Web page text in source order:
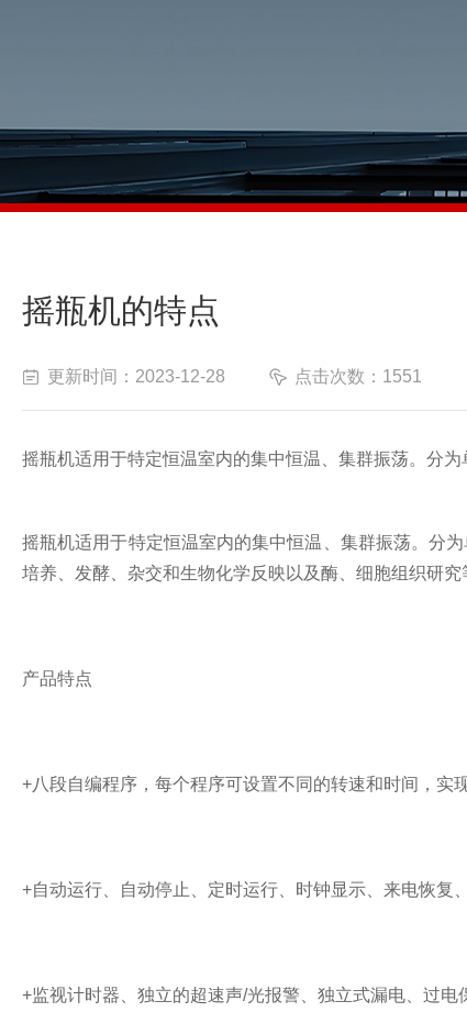
摇瓶机的特点
更新时间：2023-12-28 点击次数：1551
摇瓶机适用于特定恒温室内的集中恒温、集群振荡。分
摇瓶机适用于特定恒温室内的集中恒温、集群振荡。分
培养、发酵、杂交和生物化学反映以及酶、细胞组织研
产品特点
+八段自编程序，每个程序可设置不同的转速和时间，实
+自动运行、自动停止、定时运行、时钟显示、来电恢复
+监视计时器、独立的超速声/光报警、独立式漏电、过电